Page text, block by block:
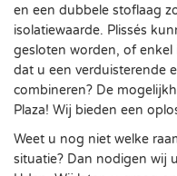
en een dubbele stoflaag
isolatiewaarde. Plissés
gesloten worden, of
dat u een verduisterende
combineren? De
Plaza! Wij bieden een
Weet u nog niet welke
situatie? Dan nodigen wij